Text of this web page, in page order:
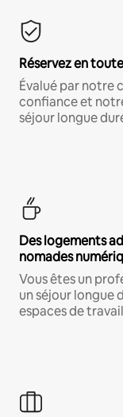
Réservez en
Évalué par notre
confiance et
séjour longue
Des logements
nomades
Vous êtes un
un séjour longue
espaces de